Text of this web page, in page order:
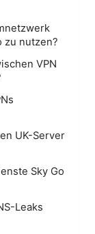
zu nutzen?
VPN
UK-Server
Sky Go
Leaks